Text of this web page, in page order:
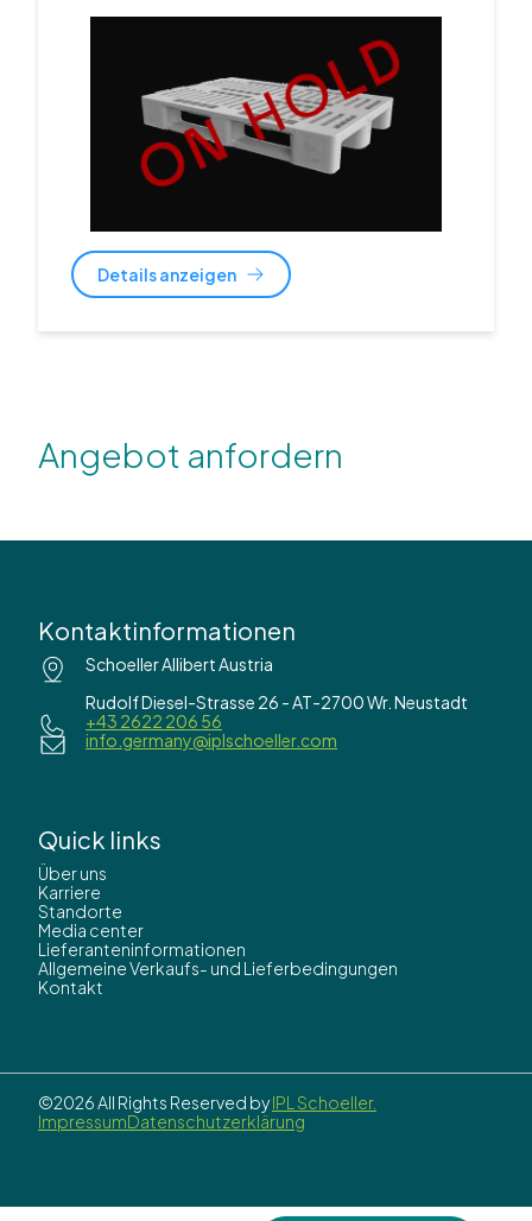
Details anzeigen
Angebot anfordern
Kontaktinformationen
Schoeller Allibert Austria
Rudolf Diesel-Strasse 26 - AT-2700 Wr. Neustadt
+43 2622 206 56
info.germany@iplschoeller.com
Quick links
Über uns
Karriere
Standorte
Media center
Lieferanteninformationen
Allgemeine Verkaufs- und Lieferbedingungen
Kontakt
©2026 All Rights Reserved byIPL Schoeller.
ImpressumDatenschutzerklärung